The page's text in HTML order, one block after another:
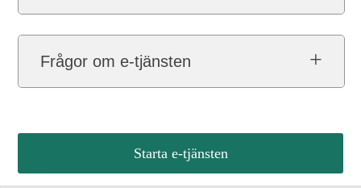
Frågor om e-tjänsten
Starta e-tjänsten